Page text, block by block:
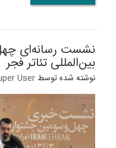
نشست رسانه‌ای
بین‌المللی تئاتر فجر
نوشته شده توسط User